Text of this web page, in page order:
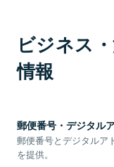
ビジネス
情報
郵便番号・デジタル
郵便番号とデジタルア
を提供。